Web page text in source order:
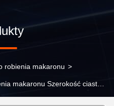
robienia makaronu >
makaronu Szerokość ciasta